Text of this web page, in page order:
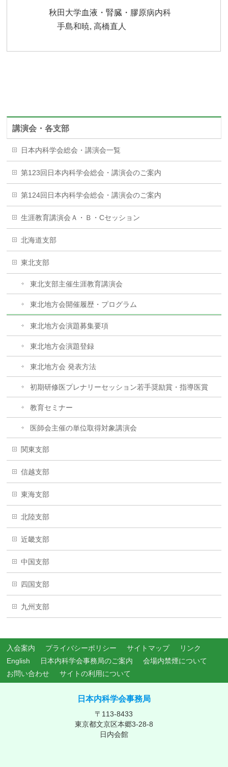
秋田大学血液・腎臓・膠原病内科
手島和暁, 高橋直人
講演会・各支部
日本内科学会総会・講演会一覧
第123回日本内科学会総会・講演会のご案内
第124回日本内科学会総会・講演会のご案内
生涯教育講演会Ａ・Ｂ・Cセッション
北海道支部
東北支部
東北支部主催生涯教育講演会
東北地方会開催履歴・プログラム
東北地方会演題募集要項
東北地方会演題登録
東北地方会 発表方法
初期研修医プレナリーセッション若手奨励賞・指導医賞
教育セミナー
医師会主催の単位取得対象講演会
関東支部
信越支部
東海支部
北陸支部
近畿支部
中国支部
四国支部
九州支部
入会案内 プライバシーポリシー サイトマップ
リンク
English
日本内科学会事務局のご案内
会場内禁煙について
お問い合わせ
サイトの利用について
日本内科学会事務局
〒113-8433
東京都文京区本郷3-28-8
日内会館